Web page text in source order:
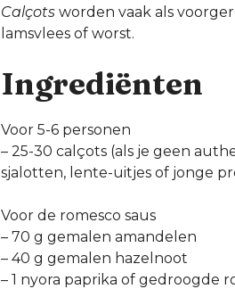
Calçots worden vaak als
lamsvlees of worst.
Ingrediënten
Voor 5-6 personen
– 25-30 calçots (als je geen
sjalotten, lente-uitjes of jonge
Voor de romesco saus
– 70 g gemalen amandelen
– 40 g gemalen hazelnoot
– 1 nyora paprika of gedroogde